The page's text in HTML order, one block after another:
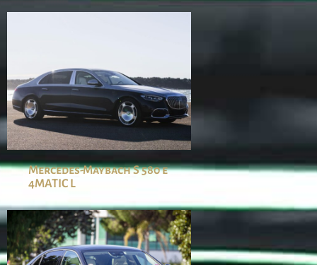
Mercedes-Maybach S 580 e
4MATIC L